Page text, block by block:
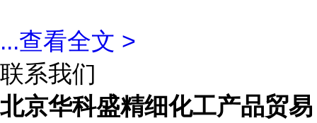
...查看全文 >
联系我们
北京华科盛精细化工产品贸易